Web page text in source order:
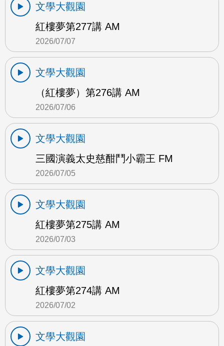
文學大觀園
紅樓夢第277講 AM
2026/07/07
文學大觀園
（紅樓夢）第276講 AM
2026/07/06
文學大觀園
三國演義太史慈酣鬥小霸王 FM
2026/07/05
文學大觀園
紅樓夢第275講 AM
2026/07/03
文學大觀園
紅樓夢第274講 AM
2026/07/02
文學大觀園